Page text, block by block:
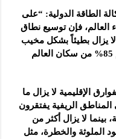
الطاقة الدولية: “على
العالم، فإن توسيع نطاق
يزال بطيئاً بشكل مخيب
للآمال، وخاصة في أفريقيا”، حيث يقيم 85% من سكان العالم
الإقليمية لا يزال ما
في المناطق الريفية يفتقرون
لا يزال أكثر من
الملوثة والخطرة، مثل